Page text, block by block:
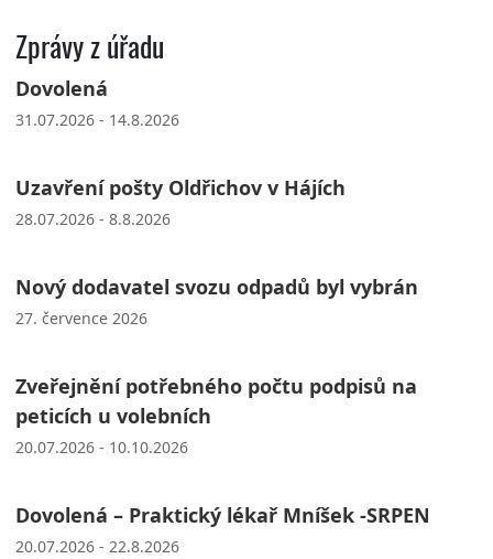
Zprávy z úřadu
Dovolená
31.07.2026 - 14.8.2026
Uzavření pošty Oldřichov v Hájích
28.07.2026 - 8.8.2026
Nový dodavatel svozu odpadů byl vybrán
27. července 2026
Zveřejnění potřebného počtu podpisů na
peticích u volebních
20.07.2026 - 10.10.2026
Dovolená – Praktický lékař Mníšek -SRPEN
20.07.2026 - 22.8.2026